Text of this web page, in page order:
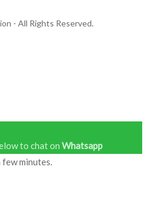
- All Rights Reserved.
to chat on Whatsapp
minutes.